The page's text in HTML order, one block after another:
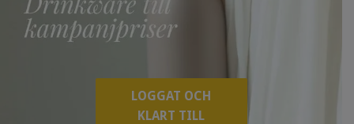
LOGGAT OCH
KLART TILL